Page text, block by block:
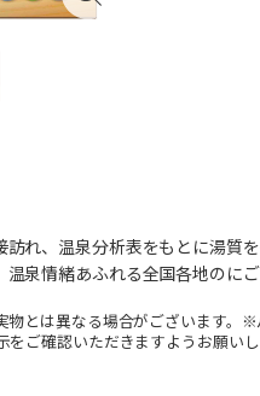
れ、温泉分析表をもとに湯質
泉情緒あふれる全国各地のにご
とは異なる場合がございます。
ご確認いただきますようお願いし